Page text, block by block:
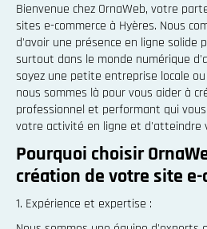
Bienvenue chez OrnaWeb, votre
sites e-commerce à Hyères. Nous
d'avoir une présence en ligne solide
surtout dans le monde numérique
soyez une petite entreprise locale
nous sommes là pour vous aider à
professionnel et performant qui
votre activité en ligne et d'atteindre
Pourquoi choisir
création de votre site e-
1. Expérience et expertise :